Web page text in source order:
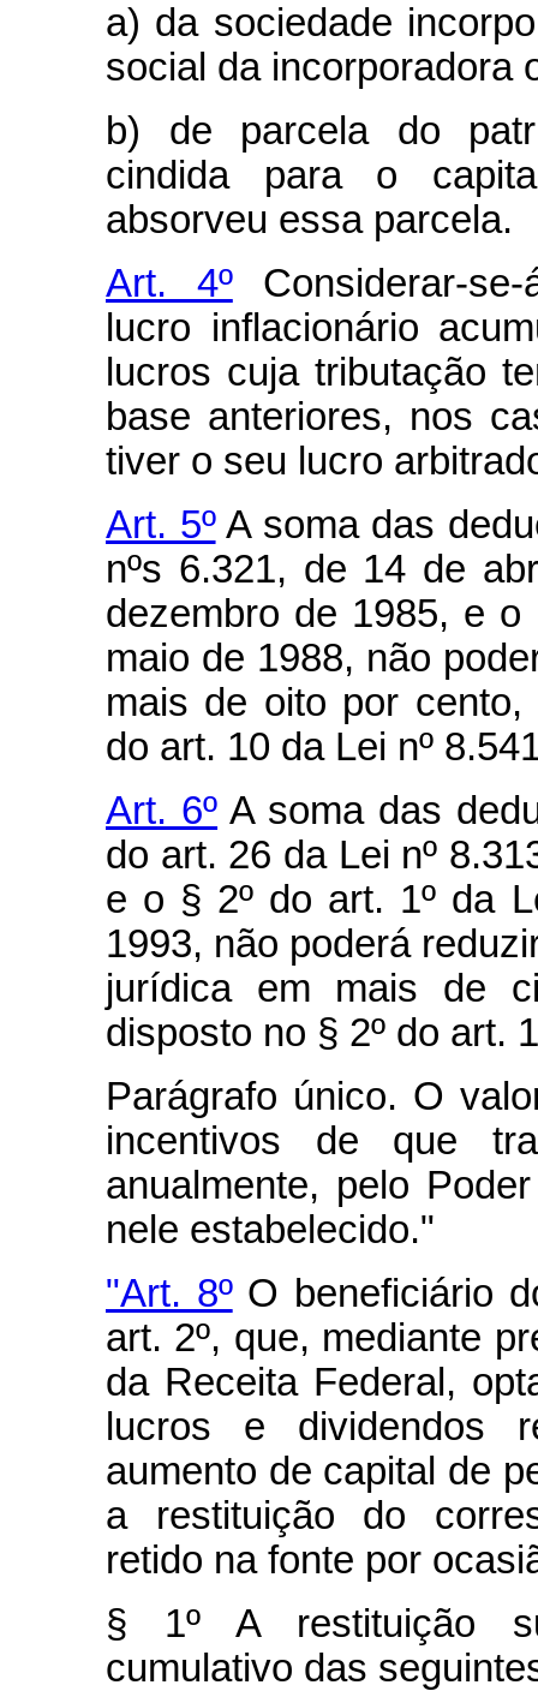
a) da sociedade
social da incorporadora
b) de parcela do
cindida para o
absorveu essa parcela.
Art. 4ºConsiderar-se-
lucro inflacionário
lucros cuja tributação
base anteriores, nos
tiver o seu lucro
Art. 5ºA soma das
nºs 6.321, de 14 de
dezembro de 1985, e o
maio de 1988, não
mais de oito por
do art. 10 da Lei nº
Art. 6º A soma das
do art. 26 da Lei nº
e o § 2º do art. 1º da
1993, não poderá
jurídica em mais de
disposto no § 2º do art.
Parágrafo único. O
incentivos de que
anualmente, pelo
nele estabelecido."
"Art. 8ºO beneficiário
art. 2º, que, mediante
da Receita Federal,
lucros e dividendos
aumento de capital de
a restituição do
retido na fonte por
§ 1º A restituição
cumulativo das